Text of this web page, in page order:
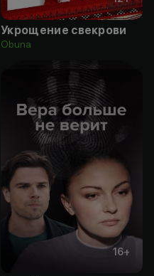
Укрощение свекрови
Obuna
16+